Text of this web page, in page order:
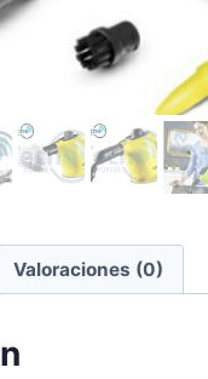
Valoraciones (0)